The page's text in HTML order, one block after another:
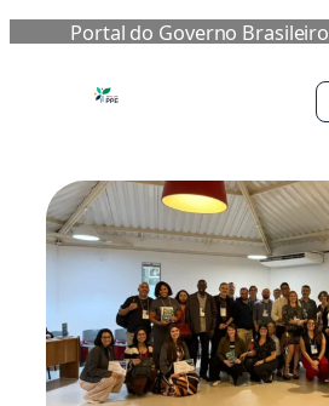
Portal do Governo Brasileiro